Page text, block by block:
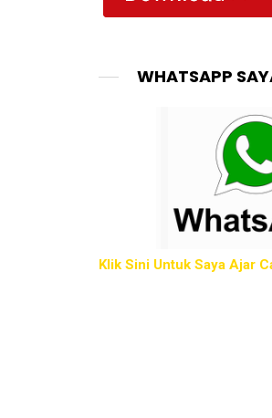
WHATSAPP
Klik Sini Untuk Saya Ajar